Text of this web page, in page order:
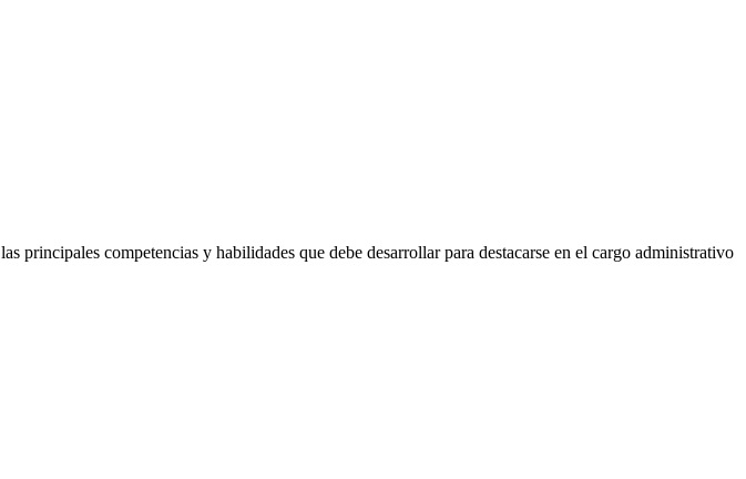
principales competencias y habilidades que debe desarrollar para destacarse en el cargo administrativo